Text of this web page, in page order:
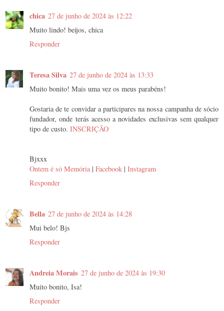
chica 27 de junho de 2024 às 12:22
Muito lindo! beijos, chica
Responder
Teresa Silva 27 de junho de 2024 às 13:33
Muito bonito! Mais uma vez os meus parabéns!
Gostaria de te convidar a participares na nossa campanha de sócio
fundador, onde terás acesso a novidades exclusivas sem qualquer
tipo de custo. INSCRIÇÃO
Bjxxx
Ontem é só Memória | Facebook | Instagram
Responder
Bella 27 de junho de 2024 às 14:28
Mui belo! Bjs
Responder
Andreia Morais 27 de junho de 2024 às 19:30
Muito bonito, Isa!
Responder